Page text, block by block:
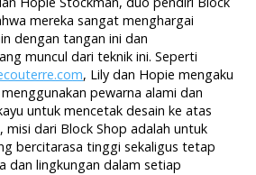
mereka sangat menghargai
dengan tangan ini dan
muncul dari teknik ini. Seperti
, Lily dan Hopie mengaku
pewarna alami dan
untuk mencetak desain ke atas
misi dari Block Shop adalah untuk
bercitarasa tinggi sekaligus tetap
dan lingkungan dalam setiap